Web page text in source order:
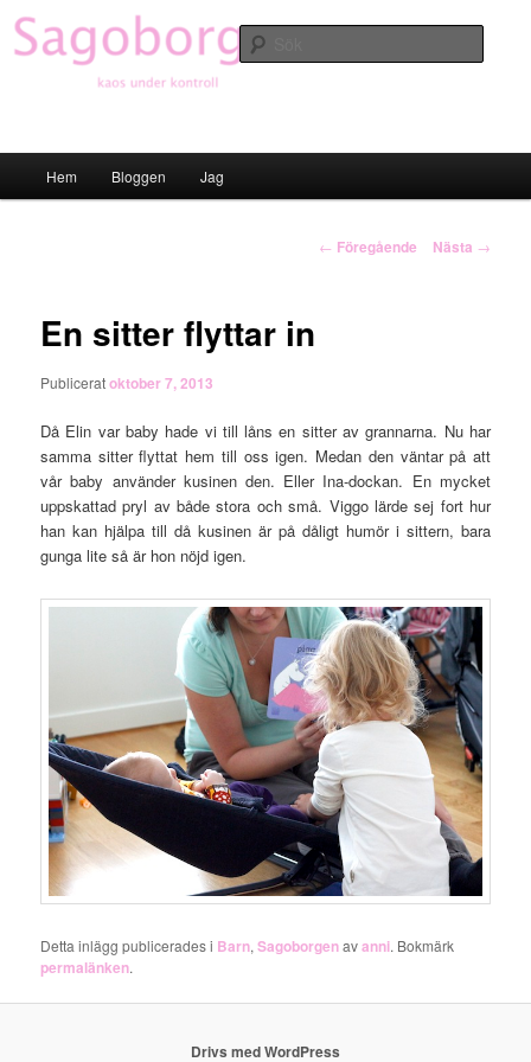
Hoppa
till
primärt
Hem Bloggen Jag
Inläggsnavigering
← Föregående Nästa →
En sitter flyttar in
Publiceratoktober 7, 2013
Då Elin var baby hade vi till låns en sitter av grannarna. Nu har
samma sitter flyttat hem till oss igen. Medan den väntar på att
vår baby använder kusinen den. Eller Ina-dockan. En mycket
uppskattad pryl av både stora och små. Viggo lärde sej fort hur
han kan hjälpa till då kusinen är på dåligt humör i sittern, bara
gunga lite så är hon nöjd igen.
Detta inlägg publicerades i Barn,Sagoborgenavanni. Bokmärk
permalänken.
Drivs med WordPress